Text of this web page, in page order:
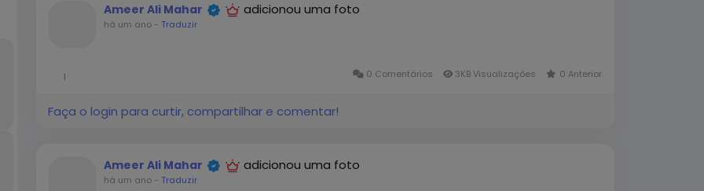
Ameer Ali Mahar adicionou uma foto
há um ano - Traduzir
1 0 Comentários 3KB Visualizações 0 Anterior
Faça o login para curtir, compartilhar e comentar!
Ameer Ali Mahar adicionou uma foto
há um ano - Traduzir